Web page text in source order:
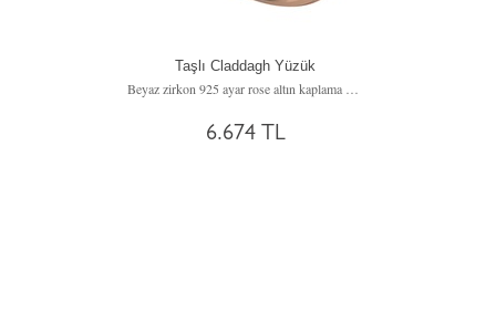
Taşlı Claddagh Yüzük
6.674 TL